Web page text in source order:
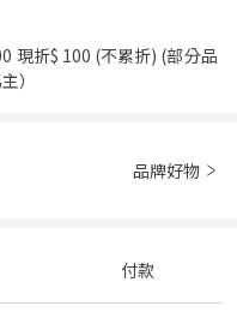
$ 100 (不累折) (部分品
）
品牌好物
付款